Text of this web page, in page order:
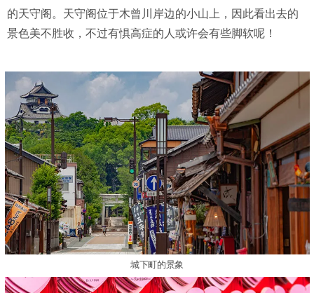
的天守阁。天守阁位于木曾川岸边的小山上，因此看出去的
景色美不胜收，不过有惧高症的人或许会有些脚软呢！
城下町的景象